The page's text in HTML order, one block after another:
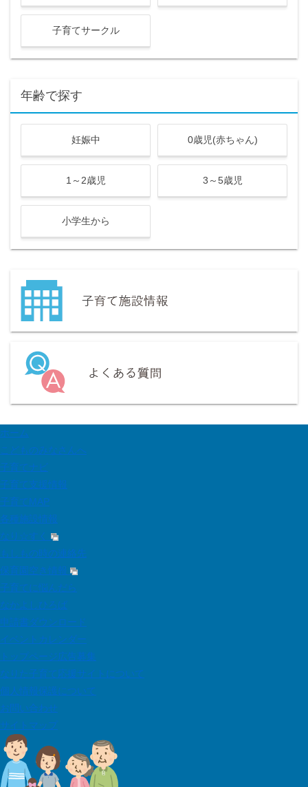
子育てサークル
年齢で探す
妊娠中 0歳児(赤ちゃん)
1～2歳児 3～5歳児
小学生から
ホーム
こどものみなさんへ
子育てナビ
子育て支援情報
子育てMAP
各種施設情報
なり☆すく
もしもの時の連絡先
保育園空き情報
子育てに悩んだら
なかよしひろば
申請書ダウンロード
イベントカレンダー
トップページ広告募集
なりた子育て応援サイトについて
個人情報保護について
お問い合わせ
サイトマップ